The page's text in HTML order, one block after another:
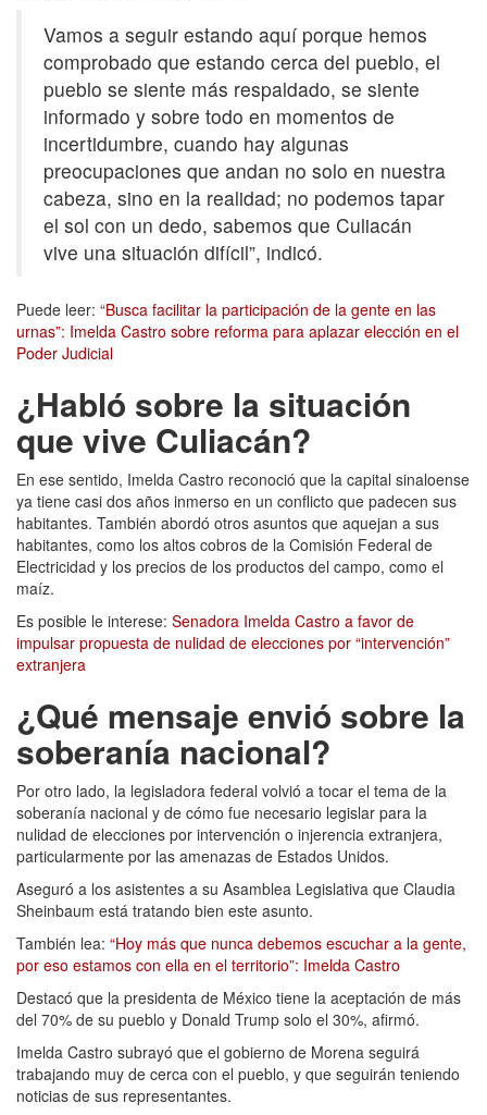
Vamos a seguir estando aquí porque hemos
comprobado que estando cerca del pueblo, el
pueblo se siente más respaldado, se siente
informado y sobre todo en momentos de
incertidumbre, cuando hay algunas
preocupaciones que andan no solo en nuestra
cabeza, sino en la realidad; no podemos tapar
el sol con un dedo, sabemos que Culiacán
vive una situación difícil”, indicó.
Puede leer: “Busca facilitar la participación de la gente en las
urnas”: Imelda Castro sobre reforma para aplazar elección en el
Poder Judicial
¿Habló sobre la situación
que vive Culiacán?
En ese sentido, Imelda Castro reconoció que la capital sinaloense
ya tiene casi dos años inmerso en un conflicto que padecen sus
habitantes. También abordó otros asuntos que aquejan a sus
habitantes, como los altos cobros de la Comisión Federal de
Electricidad y los precios de los productos del campo, como el
maíz.
Es posible le interese: Senadora Imelda Castro a favor de
impulsar propuesta de nulidad de elecciones por “intervención”
extranjera
¿Qué mensaje envió sobre la
soberanía nacional?
Por otro lado, la legisladora federal volvió a tocar el tema de la
soberanía nacional y de cómo fue necesario legislar para la
nulidad de elecciones por intervención o injerencia extranjera,
particularmente por las amenazas de Estados Unidos.
Aseguró a los asistentes a su Asamblea Legislativa que Claudia
Sheinbaum está tratando bien este asunto.
También lea: “Hoy más que nunca debemos escuchar a la gente,
por eso estamos con ella en el territorio”: Imelda Castro
Destacó que la presidenta de México tiene la aceptación de más
del 70% de su pueblo y Donald Trump solo el 30%, afirmó.
Imelda Castro subrayó que el gobierno de Morena seguirá
trabajando muy de cerca con el pueblo, y que seguirán teniendo
noticias de sus representantes.